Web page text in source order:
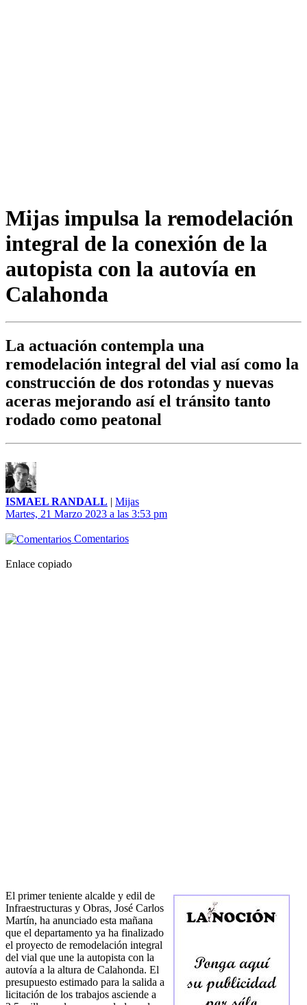
Mijas impulsa la remodelación
integral de la conexión de la
autopista con la autovía en
Calahonda
La actuación contempla una
remodelación integral del vial así como la
construcción de dos rotondas y nuevas
aceras mejorando así el tránsito tanto
rodado como peatonal
ISMAEL RANDALL | Mijas
Martes, 21 Marzo 2023 a las 3:53 pm
Comentarios
Enlace copiado
El primer teniente alcalde y edil de
Infraestructuras y Obras, José Carlos
Martín, ha anunciado esta mañana
que el departamento ya ha finalizado
el proyecto de remodelación integral
del vial que une la autopista con la
autovía a la altura de Calahonda. El
presupuesto estimado para la salida a
licitación de los trabajos asciende a